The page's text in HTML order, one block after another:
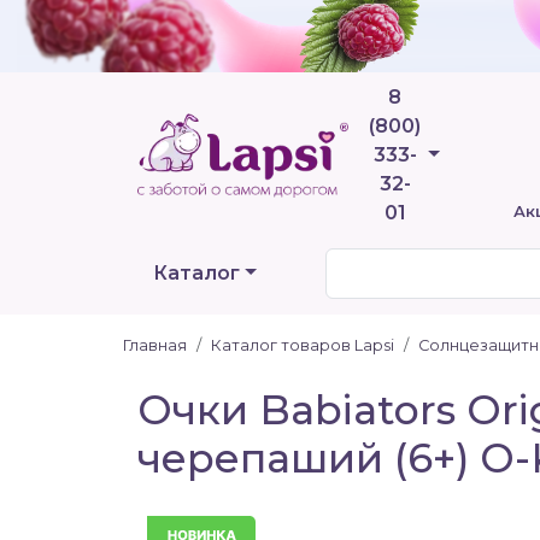
8
(800)
333-
32-
01
Телефоны
Каталог
Главная Каталог товаров Lapsi
Очки Babiators
черепаший (6+) O-